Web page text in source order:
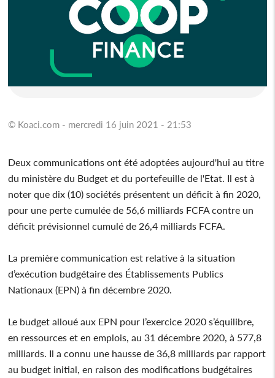
© Koaci.com - mercredi 16 juin 2021 - 21:53
Deux communications ont été adoptées aujourd'hui au titre
du ministère du Budget et du portefeuille de l'Etat. Il est à
noter que dix (10) sociétés présentent un déficit à fin 2020,
pour une perte cumulée de 56,6 milliards FCFA contre un
déficit prévisionnel cumulé de 26,4 milliards FCFA.
La première communication est relative à la situation
d’exécution budgétaire des Établissements Publics
Nationaux (EPN) à fin décembre 2020.
Le budget alloué aux EPN pour l’exercice 2020 s’équilibre,
en ressources et en emplois, au 31 décembre 2020, à 577,8
milliards. Il a connu une hausse de 36,8 milliards par rapport
au budget initial, en raison des modifications budgétaires